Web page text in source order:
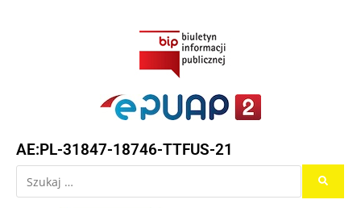
AE:PL-31847-18746-TTFUS-21